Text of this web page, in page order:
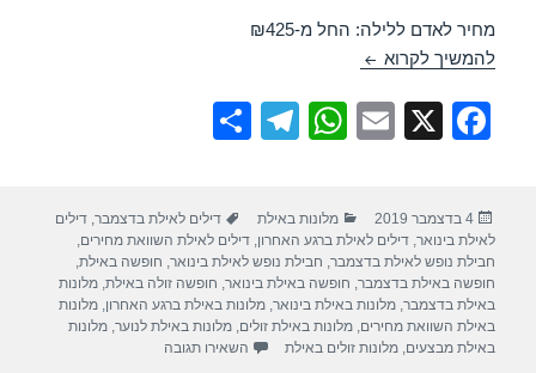
מחיר לאדם ללילה: החל מ-₪425
להמשיך לקרוא מלון לאונרדו פריוילג – אילת 06/12/2019
F
e
b
o
o
X
E
W
s
A
p
p
T
gr
a
m
e
פורסם
בתאריך
4 בדצמבר 2019 קטגוריות
מלונות באילת תגיות
דילים לאילת בדצמבר ,דילים
לאילת בינואר ,דילים לאילת ברגע האחרון ,דילים לאילת השוואת מחירים
חבילת נופש לאילת בדצמבר חבילת נופש לאילת בינואר חופשה באילת
חופשה באילת בדצמבר חופשה באילת בינואר חופשה זולה באילת ,מלונות
באילת בדצמבר ,מלונות באילת בינואר ,מלונות באילת ברגע האחרון ,מלונות
באילת השוואת מחירים ,מלונות באילת זולים ,מלונות באילת לנוער ,מלונות
באילת מבצעים ,מלונות זולים באילת השאירו תגובה